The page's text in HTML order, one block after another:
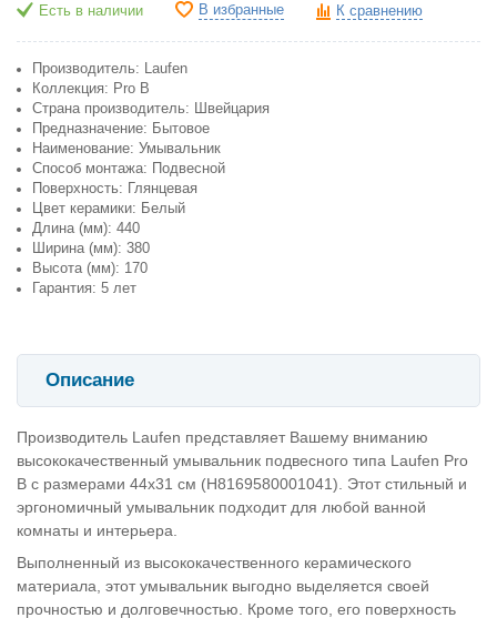
Есть в наличии В избранные К сравнению
Производитель: Laufen
Коллекция: Pro B
Страна производитель: Швейцария
Предназначение: Бытовое
Наименование: Умывальник
Способ монтажа: Подвесной
Поверхность: Глянцевая
Цвет керамики: Белый
Длина (мм): 440
Ширина (мм): 380
Высота (мм): 170
Гарантия: 5 лет
Описание
Производитель Laufen представляет Вашему вниманию
высококачественный умывальник подвесного типа Laufen Pro
B с размерами 44х31 см (H8169580001041). Этот стильный и
эргономичный умывальник подходит для любой ванной
комнаты и интерьера.
Выполненный из высококачественного керамического
материала, этот умывальник выгодно выделяется своей
прочностью и долговечностью. Кроме того, его поверхность